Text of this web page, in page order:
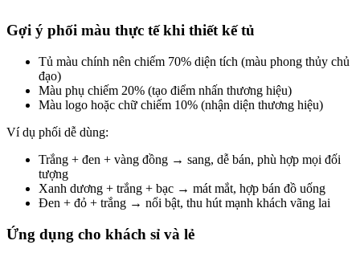
Gợi ý phối màu thực tế khi thiết kế tủ
Tủ màu chính nên chiếm 70% diện tích (màu phong thủy chủ
đạo)
Màu phụ chiếm 20% (tạo điểm nhấn thương hiệu)
Màu logo hoặc chữ chiếm 10% (nhận diện thương hiệu)
Ví dụ phối dễ dùng:
Trắng + đen + vàng đồng → sang, dễ bán, phù hợp mọi đối
tượng
Xanh dương + trắng + bạc → mát mắt, hợp bán đồ uống
Đen + đỏ + trắng → nổi bật, thu hút mạnh khách vãng lai
Ứng dụng cho khách sỉ và lẻ